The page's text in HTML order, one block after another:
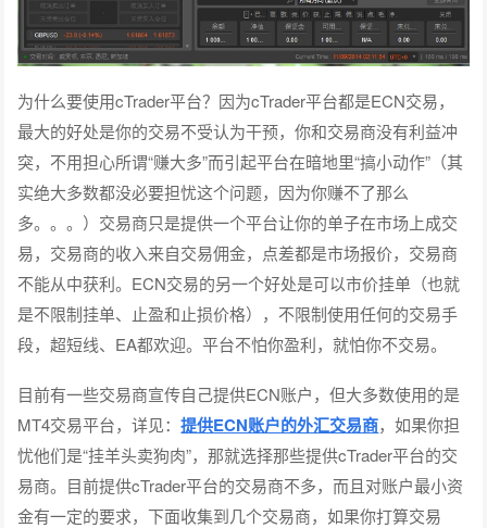
为什么要使用cTrader平台？因为cTrader平台都是ECN交易，
最大的好处是你的交易不受认为干预，你和交易商没有利益冲
突，不用担心所谓“赚大多”而引起平台在暗地里“搞小动作”（其
实绝大多数都没必要担忧这个问题，因为你赚不了那么
多。。。）交易商只是提供一个平台让你的单子在市场上成交
易，交易商的收入来自交易佣金，点差都是市场报价，交易商
不能从中获利。ECN交易的另一个好处是可以市价挂单（也就
是不限制挂单、止盈和止损价格），不限制使用任何的交易手
段，超短线、EA都欢迎。平台不怕你盈利，就怕你不交易。
目前有一些交易商宣传自己提供ECN账户，但大多数使用的是
MT4交易平台，详见：提供ECN账户的外汇交易商，如果你担
忧他们是“挂羊头卖狗肉”，那就选择那些提供cTrader平台的交
易商。目前提供cTrader平台的交易商不多，而且对账户最小资
金有一定的要求，下面收集到几个交易商，如果你打算交易